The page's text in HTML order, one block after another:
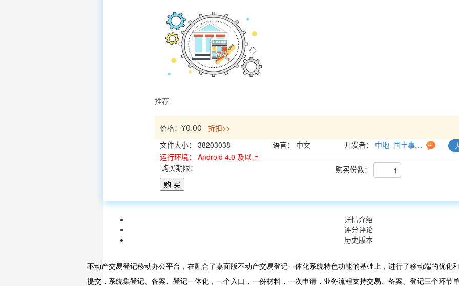
推荐
价格： ¥0.00
折扣>>
文件大小：
38203038 语言： 中文 开发者： 中地_国土事业部_地籍产品线
运行环境：
Android 4.0 及以上
购买期限：
购买份数：
购 买
详情介绍
评分评论
历史版本